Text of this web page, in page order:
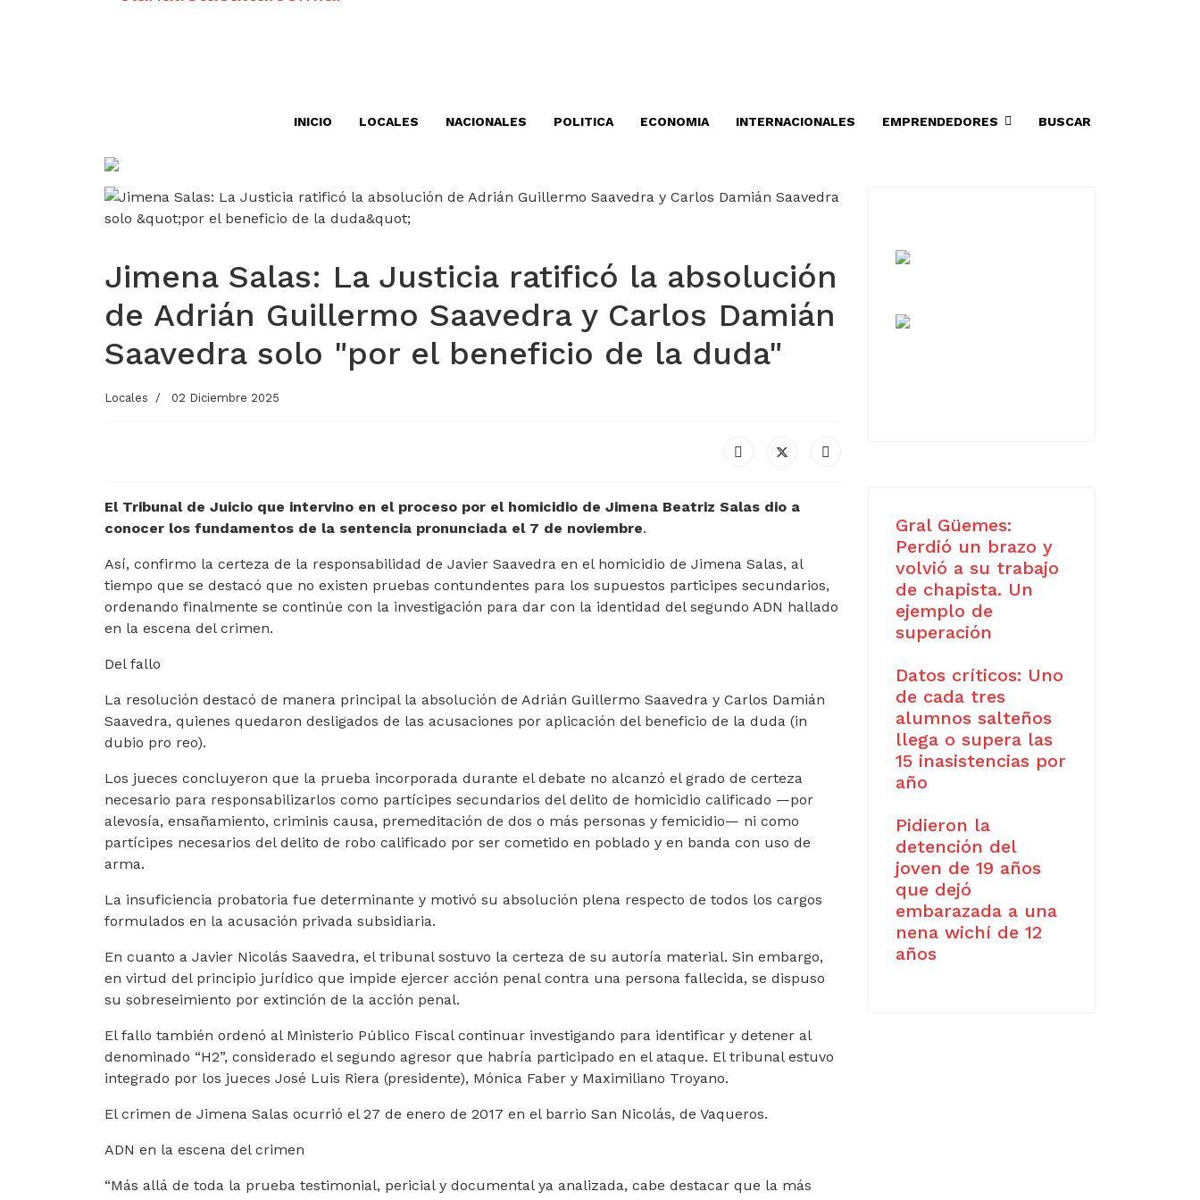
INICIO LOCALES NACIONALES POLITICA ECONOMIA INTERNACIONALES EMPRENDEDORES BUSCAR
Jimena Salas: La Justicia ratificó la absolución
de Adrián Guillermo Saavedra y Carlos Damián
Saavedra solo "por el beneficio de la duda"
Locales 02 Diciembre 2025
El Tribunal de Juicio que intervino en el proceso por el homicidio de Jimena Beatriz Salas dio a
conocer los fundamentos de la sentencia pronunciada el 7 de noviembre.
Así, confirmo la certeza de la responsabilidad de Javier Saavedra en el homicidio de Jimena Salas, al
tiempo que se destacó que no existen pruebas contundentes para los supuestos participes secundarios,
ordenando finalmente se continúe con la investigación para dar con la identidad del segundo ADN hallado
en la escena del crimen.
Del fallo
La resolución destacó de manera principal la absolución de Adrián Guillermo Saavedra y Carlos Damián
Saavedra, quienes quedaron desligados de las acusaciones por aplicación del beneficio de la duda (in
dubio pro reo).
Los jueces concluyeron que la prueba incorporada durante el debate no alcanzó el grado de certeza
necesario para responsabilizarlos como partícipes secundarios del delito de homicidio calificado —por
alevosía, ensañamiento, criminis causa, premeditación de dos o más personas y femicidio— ni como
partícipes necesarios del delito de robo calificado por ser cometido en poblado y en banda con uso de
arma.
La insuficiencia probatoria fue determinante y motivó su absolución plena respecto de todos los cargos
formulados en la acusación privada subsidiaria.
En cuanto a Javier Nicolás Saavedra, el tribunal sostuvo la certeza de su autoría material. Sin embargo,
en virtud del principio jurídico que impide ejercer acción penal contra una persona fallecida, se dispuso
su sobreseimiento por extinción de la acción penal.
El fallo también ordenó al Ministerio Público Fiscal continuar investigando para identificar y detener al
denominado “H2”, considerado el segundo agresor que habría participado en el ataque. El tribunal estuvo
integrado por los jueces José Luis Riera (presidente), Mónica Faber y Maximiliano Troyano.
El crimen de Jimena Salas ocurrió el 27 de enero de 2017 en el barrio San Nicolás, de Vaqueros.
ADN en la escena del crimen
“Más allá de toda la prueba testimonial, pericial y documental ya analizada, cabe destacar que la más
Gral Güemes:
Perdió un brazo y
volvió a su trabajo
de chapista. Un
ejemplo de
superación
Datos críticos: Uno
de cada tres
alumnos salteños
llega o supera las
15 inasistencias por
año
Pidieron la
detención del
joven de 19 años
que dejó
embarazada a una
nena wichí de 12
años